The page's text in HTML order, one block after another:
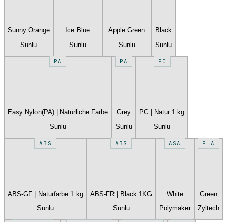
Sunny Orange
Sunlu
Ice Blue
Sunlu
Apple Green
Sunlu
Black
Sunlu
PA
Easy Nylon(PA) | Natürliche Farbe
Sunlu
PA
Grey
Sunlu
PC
PC | Natur 1 kg
Sunlu
ABS
ABS-GF | Naturfarbe 1 kg
Sunlu
ABS
ABS-FR | Black 1KG
Sunlu
ASA
White
Polymaker
PLA
Green
Zyltech